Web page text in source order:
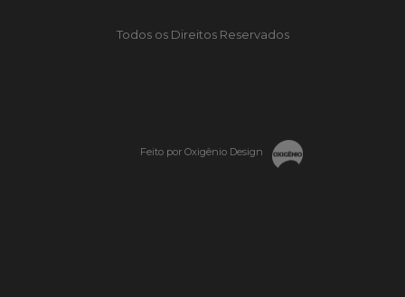
Todos os Direitos Reservados
Feito por Oxigênio Design